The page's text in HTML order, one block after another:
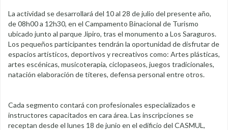
La actividad se desarrollará del 10 al 28 de julio del presente año,
de 08h00 a 12h30, en el Campamento Binacional de Turismo
ubicado junto al parque Jipiro, tras el monumento a Los Saraguros.
Los pequeños participantes tendrán la oportunidad de disfrutar de
espacios artísticos, deportivos y recreativos como: Artes plásticas,
artes escénicas, musicoterapia, ciclopaseos, juegos tradicionales,
natación elaboración de títeres, defensa personal entre otros.
Cada segmento contará con profesionales especializados e
instructores capacitados en cara área. Las inscripciones se
receptan desde el lunes 18 de junio en el edificio del CASMUL,